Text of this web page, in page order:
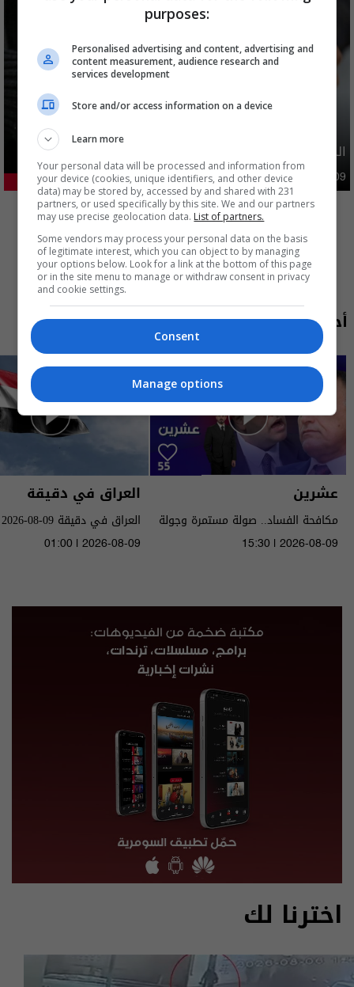
الدولار يواصل الارتفاع امام الدينار العراقي
اقتصاد 25.71% 09:50 | 2026-08-09
المزيد
أحدث الحلقات
عشرين
مكافحة الفساد.. صولة مستمرة وجولة
قادمة - الحلقة ٥٥ | الموسم 5
15:30 | 2026-08-09
العراق في دقيقة
العراق في دقيقة 09-08-2026 | 2026
01:00 | 2026-08-09
اخترنا لك
purposes:
Personalised advertising and content, advertising and
content measurement, audience research and
services development
Store and/or access information on a device
Learn more
Your personal data will be processed and information from
your device (cookies, unique identifiers, and other device
data) may be stored by, accessed by and shared with 231
partners, or used specifically by this site. We and our partners
may use precise geolocation data. List of partners.
Some vendors may process your personal data on the basis
of legitimate interest, which you can object to by managing
your options below. Look for a link at the bottom of this page
or in the site menu to manage or withdraw consent in privacy
and cookie settings.
Consent
Manage options